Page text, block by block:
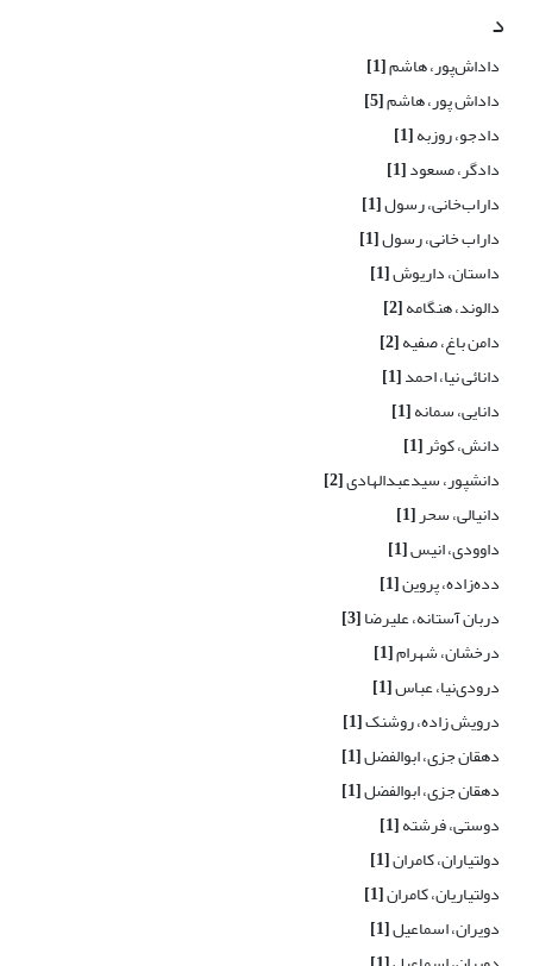
د
داداش‌پور، هاشم[1]
داداش پور، هاشم[5]
دادجو، روزبه[1]
دادگر، مسعود[1]
داراب‌خانی، رسول[1]
داراب خانی، رسول[1]
داستان، داریوش[1]
دالوند، هنگامه[2]
دامن باغ، صفیه[2]
دانائی نیا، احمد[1]
دانایی، سمانه[1]
دانش، کوثر[1]
دانشپور، سیدعبدالهادی[2]
دانیالی، سحر[1]
داوودی، انیس[1]
دده‌زاده، پروین[1]
دربان آستانه، علیرضا[3]
درخشان، شهرام[1]
درودی‌نیا، عباس[1]
درویش زاده، روشنک[1]
دهقان جزی، ابوالفضل[1]
دهقان جزی، ابوالفضل[1]
دوستی، فرشته[1]
دولتیاران، کامران[1]
دولتیاریان، کامران[1]
دویران، اسماعیل[1]